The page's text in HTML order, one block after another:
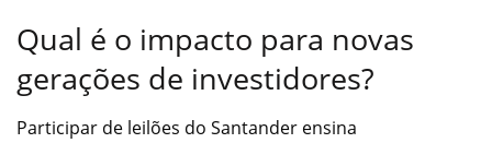
Qual é o impacto para novas
gerações de investidores?
Participar de leilões do Santander ensina